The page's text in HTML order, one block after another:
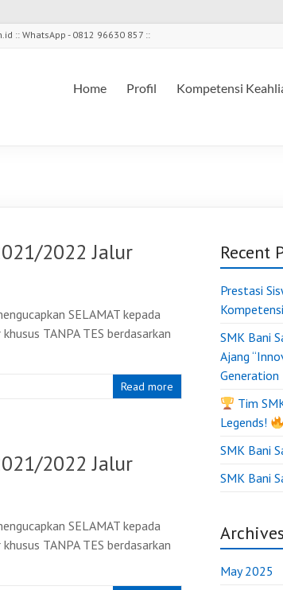
:: WhatsApp - 0812 96630 857 ::
Home Profil Kompetensi
2022 Jalur
SELAMAT kepada
TANPA TES berdasarkan
Read more
2022 Jalur
SELAMAT kepada
TANPA TES berdasarkan
Recent
Prestasi
SMK Bani
Ajang
Generation
Tim
Legends!
SMK Bani
SMK Bani
Archives
May 2025